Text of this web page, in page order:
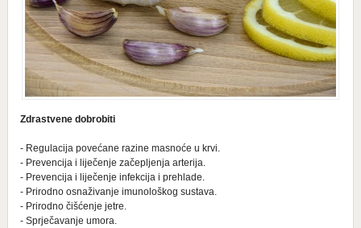
Zdrastvene dobrobiti
- Regulacija povećane razine masnoće u krvi.
- Prevencija i liječenje začepljenja arterija.
- Prevencija i liječenje infekcija i prehlade.
- Prirodno osnaživanje imunološkog sustava.
- Prirodno čišćenje jetre.
- Sprječavanje umora.